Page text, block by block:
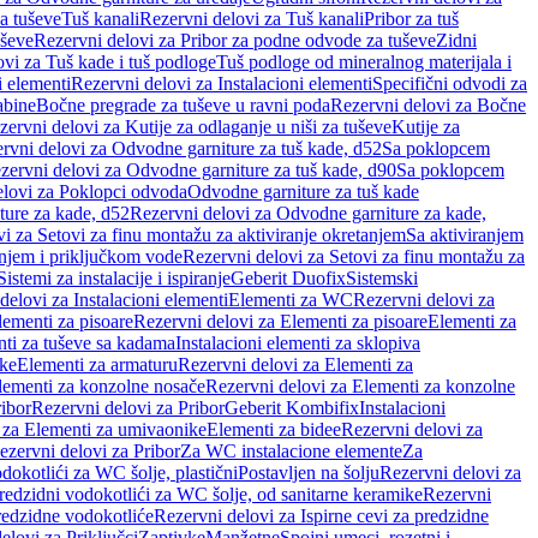
tuševeTuš kanaliRezervni delovi za Tuš kanaliPribor za tuš
Rezervni delovi za Pribor za podne odvode za tuševeZidni
za Tuš kade i tuš podlogeTuš podloge od mineralnog materijala i
elementiRezervni delovi za Instalacioni elementiSpecifični odvodi za
Bočne pregrade za tuševe u ravni podaRezervni delovi za Bočne
delovi za Kutije za odlaganje u niši za tuševeKutije za
delovi za Odvodne garniture za tuš kade, d52Sa poklopcem
delovi za Odvodne garniture za tuš kade, d90Sa poklopcem
za Poklopci odvodaOdvodne garniture za tuš kade
za kade, d52Rezervni delovi za Odvodne garniture za kade,
za Setovi za finu montažu za aktiviranje okretanjemSa aktiviranjem
i priključkom vodeRezervni delovi za Setovi za finu montažu za
za instalacije i ispiranjeGeberit DuofixSistemski
za Instalacioni elementiElementi za WCRezervni delovi za
za pisoareRezervni delovi za Elementi za pisoareElementi za
za tuševe sa kadamaInstalacioni elementi za sklopiva
Elementi za armaturuRezervni delovi za Elementi za
za konzolne nosačeRezervni delovi za Elementi za konzolne
Rezervni delovi za PriborGeberit KombifixInstalacioni
Elementi za umivaonikeElementi za bideeRezervni delovi za
delovi za PriborZa WC instalacione elementeZa
za WC šolje, plastičniPostavljen na šoljuRezervni delovi za
vodokotlići za WC šolje, od sanitarne keramikeRezervni
vodokotlićeRezervni delovi za Ispirne cevi za predzidne